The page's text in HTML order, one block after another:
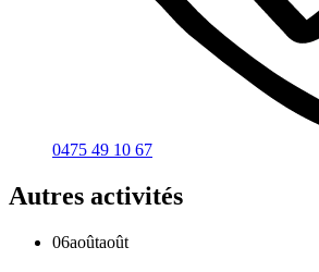
0475 49 10 67
Autres activités
06aoûtaoût